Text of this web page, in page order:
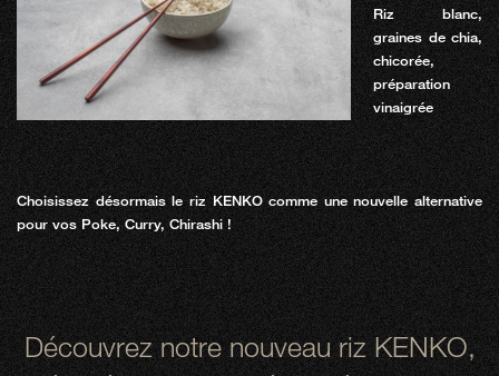
Riz blanc,
graines de chia,
chicorée,
préparation
vinaigrée
Choisissez désormais le riz KENKO comme une nouvelle alternative
pour vos Poke, Curry, Chirashi !
Découvrez notre nouveau riz KENKO,